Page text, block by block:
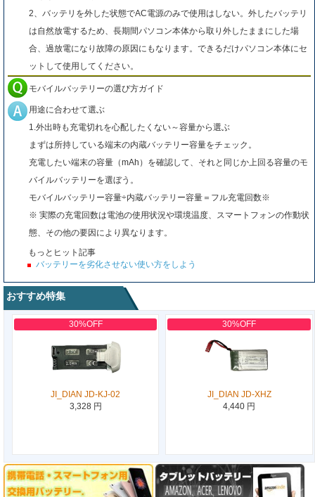
2、バッテリを外した状態でAC電源のみで使用はしない。外したバッテリ
は自然放電するため、長期間パソコン本体から取り外したままにした場
合、過放電になり故障の原因にもなります。できるだけパソコン本体にセ
ットして使用してください。
モバイルバッテリーの選び方ガイド
用途に合わせて選ぶ
1.外出時も充電切れを心配したくない～容量から選ぶ
まずは所持している端末の内蔵バッテリー容量をチェック。
充電したい端末の容量（mAh）を確認して、それと同じか上回る容量のモ
バイルバッテリーを選ぼう。
モバイルバッテリー容量÷内蔵バッテリー容量＝フル充電回数※
※ 実際の充電回数は電池の使用状況や環境温度、スマートフォンの作動状
態、その他の要因により異なります。
もっとヒット記事
バッテリーを劣化させない使い方をしよう
おすすめ特集
30%OFF
JI_DIAN JD-KJ-02
3,328 円
30%OFF
JI_DIAN JD-XHZ
4,440 円